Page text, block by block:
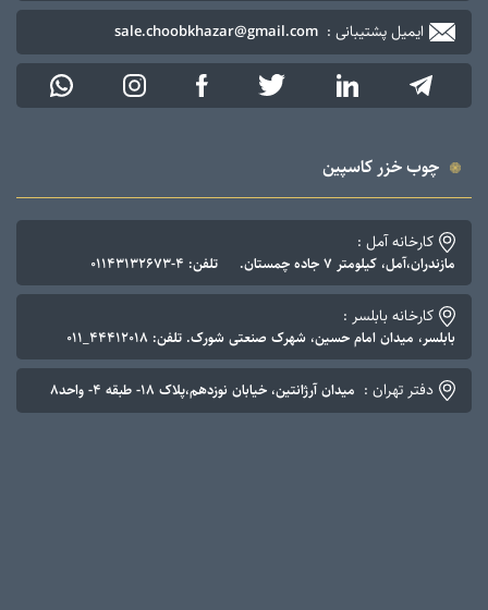
ایمیل پشتیبانی : sale.choobkhazar@gmail.com
چوب خزر کاسپین
کارخانه آمل :
مازندران،آمل، کیلومتر ۷ جاده چمستان. تلفن: ۴-۰۱۱۴۳۱۳۲۶۷۳
کارخانه بابلسر :
بابلسر، میدان امام حسین، شهرک صنعتی شورک. تلفن: ۴۴۴۱۲۰۱۸_۰۱۱
دفتر تهران : میدان آرژانتین، خیابان نوزدهم،پلاک ۱۸- طبقه ۴- واحد۸